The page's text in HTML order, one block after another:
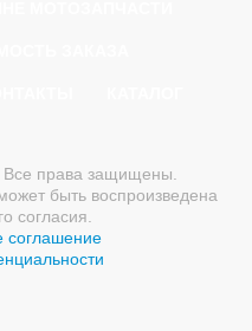
права защищены.
быть воспроизведена
согласия.
соглашение